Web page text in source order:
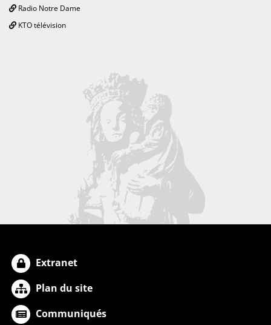
Radio Notre Dame
KTO télévision
Extranet
Plan du site
Communiqués